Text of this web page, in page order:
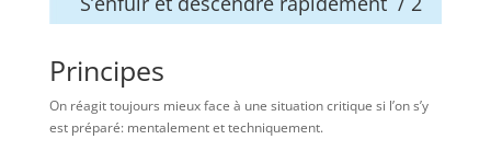
Principes
On réagit toujours mieux face à une situation critique si l’on s’y
est préparé: mentalement et techniquement.